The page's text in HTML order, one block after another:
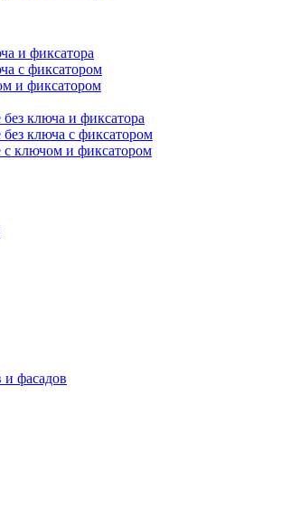
и фиксатора
с фиксатором
и фиксатором
ключа и фиксатора
ключа с фиксатором
ключом и фиксатором
фасадов